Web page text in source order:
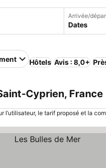
Arrivée/
Dates
Hôtels Avis : 8,0+
Cyprien, France
le tarif proposé et la